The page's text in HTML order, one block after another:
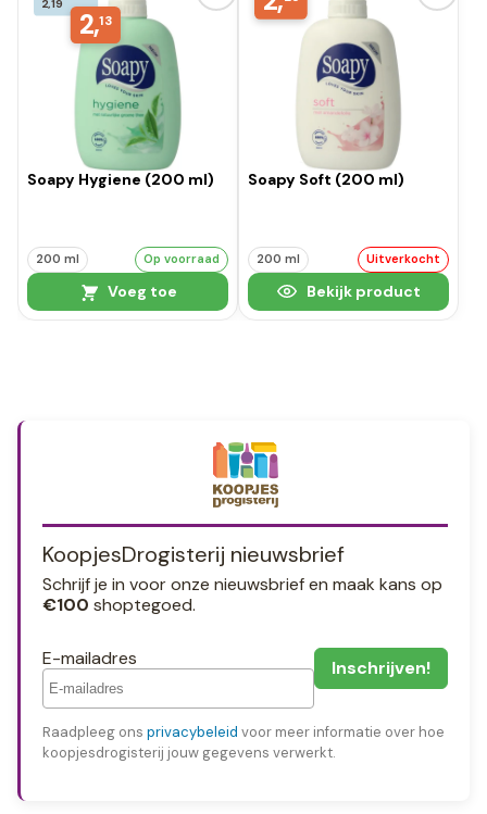
2,13
Soapy Hygiene (200 ml)
200 ml Op voorraad
Voeg toe
Soapy Soft (200 ml)
200 ml Uitverkocht
Bekijk product
KoopjesDrogisterij nieuwsbrief
Schrijf je in voor onze nieuwsbrief en maak kans op
€100 shoptegoed.
E-mailadres
Raadpleeg ons privacybeleid voor meer informatie over hoe
koopjesdrogisterij jouw gegevens verwerkt.